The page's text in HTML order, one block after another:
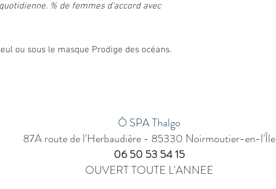
% de femmes d’accord avec
ou sous le masque Prodige des océans.
Ô SPA Thalgo
87A route de l'Herbaudière - 85330 Noirmoutier-en-l'Île
06 50 53 54 15
OUVERT TOUTE L'ANNEE